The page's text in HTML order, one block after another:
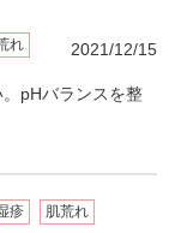
れ 2021/12/15
pHバランスを整
疹 肌荒れ